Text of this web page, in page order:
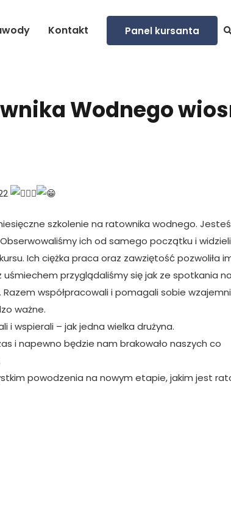
Kontakt Panel kursanta
Wodnego
szkolenie na ratownika wodnego.
ich od samego początku i
Ich ciężka praca oraz zawziętość pozwoliła
przyglądaliśmy się jak ze spotkania na
współpracowali i pomagali sobie
ważne.
i wspierali – jak jedna wielka drużyna.
i napewno będzie nam brakowało naszych co
powodzenia na nowym etapie, jakim jest